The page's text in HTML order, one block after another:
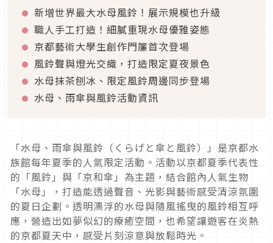
新增世界最大水母風鈴！展示規模也升級
職人手工打造！細膩重現水母優雅姿態
京都藝術大學生創作門簾首次登場
風鈴聲與燈光交織，打造限定夏夜景色
水母抹茶刨冰、限定風鈴周邊同步登場
水母、雨傘與風鈴活動資訊
「水母、雨傘與風鈴（くらげと傘と風鈴）」是京都水
族館每年夏季的人氣限定活動。活動以京都夏季代表性
的「風鈴」與「京和傘」為主題，結合館內人氣生物
「水母」，打造能透過聲音、光影與藝術感受清涼氛圍
的夏日企劃。透明漂浮的水母與隨風搖曳的風鈴相互呼
應，營造出如夢似幻的療癒空間，也希望讓遊客在炎熱
的京都夏天中，感受片刻涼意與放鬆時光。